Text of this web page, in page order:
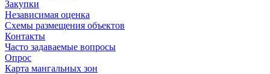
Закупки
Независимая оценка
Схемы размещения объектов
Контакты
Часто задаваемые вопросы
Опрос
Карта мангальных зон